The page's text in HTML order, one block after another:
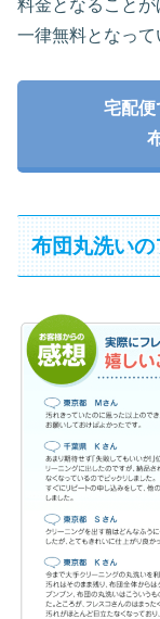
料金となること
一律無料となって
宅配便
布団丸洗い